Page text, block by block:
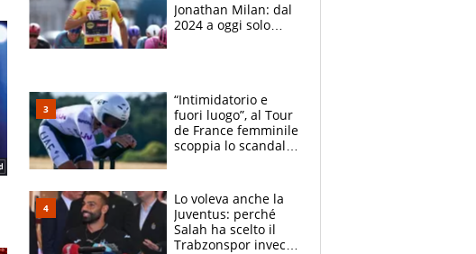
Jonathan Milan: dal
2024 a oggi solo
“Intimidatorio e
fuori luogo”, al Tour
de France femminile
scoppia lo scandalo:
atlete
Lo voleva anche la
Juventus: perché
Salah ha scelto il
Trabzonspor invece